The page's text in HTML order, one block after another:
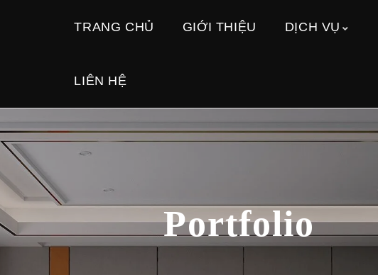
TRANG CHỦ GIỚI THIỆU DỊCH VỤ
LIÊN HỆ
Portfolio